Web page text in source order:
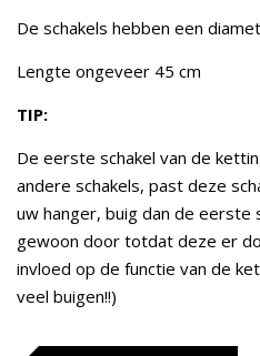
De schakels hebben een
Lengte ongeveer 45 cm
TIP:
De eerste schakel van de
andere schakels, past deze
uw hanger, buig dan de eerste
gewoon door totdat deze er
invloed op de functie van de
veel buigen!!)